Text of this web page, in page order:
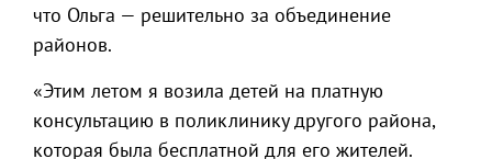
что Ольга — решительно за объединение
районов.
«Этим летом я возила детей на платную
консультацию в поликлинику другого района,
которая была бесплатной для его жителей.